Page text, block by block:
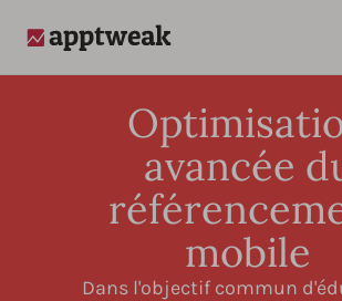
avancée
mobile
Dans l'objectif commun